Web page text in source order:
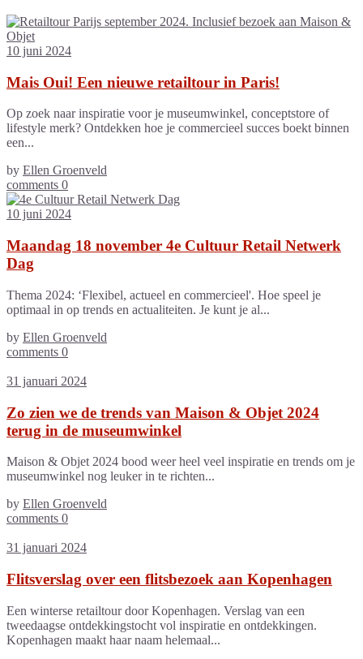
10 juni 2024
Mais Oui! Een nieuwe retailtour in Paris!
Op zoek naar inspiratie voor je museumwinkel, conceptstore of
lifestyle merk? Ontdekken hoe je commercieel succes boekt binnen
een...
by Ellen Groenveld
comments 0
10 juni 2024
Maandag 18 november 4e Cultuur Retail Netwerk
Dag
Thema 2024: ‘Flexibel, actueel en commercieel'. Hoe speel je
optimaal in op trends en actualiteiten. Je kunt je al...
by Ellen Groenveld
comments 0
31 januari 2024
Zo zien we de trends van Maison & Objet 2024
terug in de museumwinkel
Maison & Objet 2024 bood weer heel veel inspiratie en trends om je
museumwinkel nog leuker in te richten...
by Ellen Groenveld
comments 0
31 januari 2024
Flitsverslag over een flitsbezoek aan Kopenhagen
Een winterse retailtour door Kopenhagen. Verslag van een
tweedaagse ontdekkingstocht vol inspiratie en ontdekkingen.
Kopenhagen maakt haar naam helemaal...